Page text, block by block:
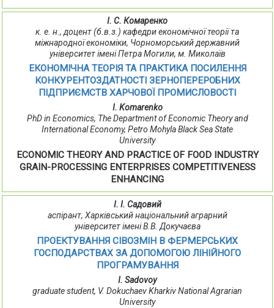
І. С. Комаренко
к. е. н., доцент (б.в.з.) кафедри економічної теорії та
міжнародної економіки, Чорноморський державний
університет імені Петра Могили, м. Миколаїв
ЕКОНОМІЧНА ТЕОРІЯ ТА ПРАКТИКА ПОСИЛЕННЯ
КОНКУРЕНТОЗДАТНОСТІ ЗЕРНОПЕРЕРОБНИХ
ПІДПРИЄМСТВ ХАРЧОВОЇ ПРОМИСЛОВОСТІ
I. Komarenko
PhD in Economics, The Department of Economic Theory and
International Economy, Petro Mohyla Black Sea State
University
ECONOMIC THEORY AND PRACTICE OF FOOD INDUSTRY
GRAIN-PROCESSING ENTERPRISES COMPETITIVENESS
ENHANCING
І. І. Садовий
аспірант, Харківський національний аграрний
університет імені В.В. Докучаєва
ПРОЕКТУВАННЯ СІВОЗМІН В ФЕРМЕРСЬКИХ
ГОСПОДАРСТВАХ ЗА ДОПОМОГОЮ ЛІНІЙНОГО
ПРОГРАМУВАННЯ
I. Sadovoy
graduate student, V. Dokuchaev Kharkiv National Agrarian
University